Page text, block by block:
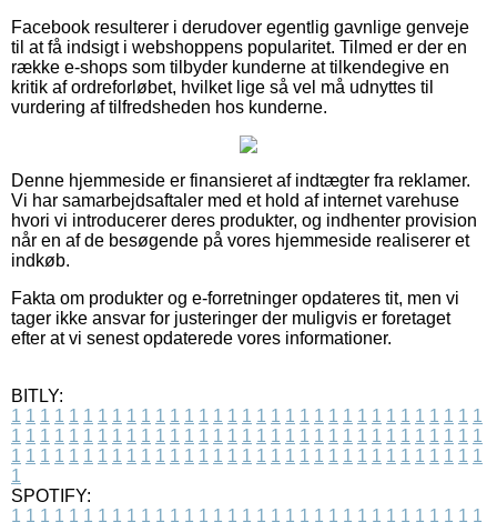
Facebook resulterer i derudover egentlig gavnlige genveje
til at få indsigt i webshoppens popularitet. Tilmed er der en
række e-shops som tilbyder kunderne at tilkendegive en
kritik af ordreforløbet, hvilket lige så vel må udnyttes til
vurdering af tilfredsheden hos kunderne.
Denne hjemmeside er finansieret af indtægter fra reklamer.
Vi har samarbejdsaftaler med et hold af internet varehuse
hvori vi introducerer deres produkter, og indhenter provision
når en af de besøgende på vores hjemmeside realiserer et
indkøb.
Fakta om produkter og e-forretninger opdateres tit, men vi
tager ikke ansvar for justeringer der muligvis er foretaget
efter at vi senest opdaterede vores informationer.
BITLY:
1 1 1 1 1 1 1 1 1 1 1 1 1 1 1 1 1 1 1 1 1 1 1 1 1 1 1 1 1 1 1 1 1
1 1 1 1 1 1 1 1 1 1 1 1 1 1 1 1 1 1 1 1 1 1 1 1 1 1 1 1 1 1 1 1 1
1 1 1 1 1 1 1 1 1 1 1 1 1 1 1 1 1 1 1 1 1 1 1 1 1 1 1 1 1 1 1 1 1
1
SPOTIFY:
1 1 1 1 1 1 1 1 1 1 1 1 1 1 1 1 1 1 1 1 1 1 1 1 1 1 1 1 1 1 1 1 1